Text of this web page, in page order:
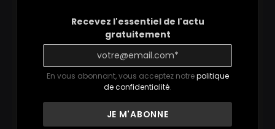
Recevez l'essentiel de l'actu
gratuitement
En vous abonnant, vous acceptez notrepolitique
de confidentialité.